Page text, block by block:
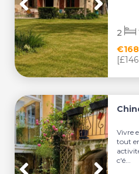
2
Vivre
tout
c'é...